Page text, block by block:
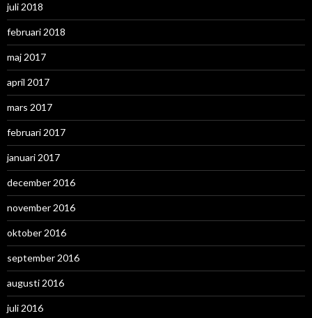
juli 2018
februari 2018
maj 2017
april 2017
mars 2017
februari 2017
januari 2017
december 2016
november 2016
oktober 2016
september 2016
augusti 2016
juli 2016